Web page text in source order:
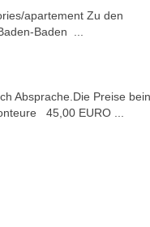
apartement Zu den
Baden ...
Absprache.Die Preise
45,00 EURO ...